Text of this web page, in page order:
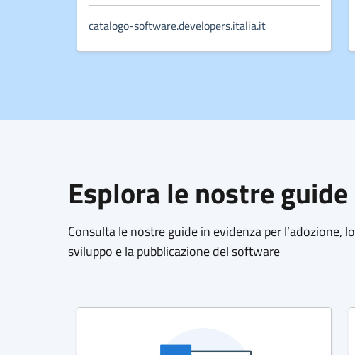
catalogo-software.developers.italia.it
Esplora le nostre guide
Consulta le nostre guide in evidenza per l’adozione, lo
sviluppo e la pubblicazione del software